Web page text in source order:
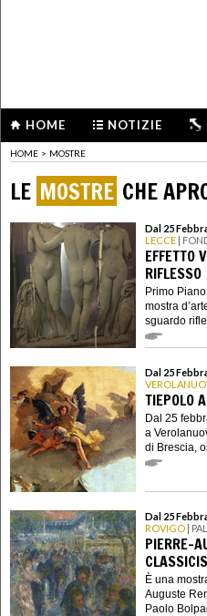
HOME NOTIZIE
HOME > MOSTRE
LE MOSTRE CHE
Dal 25
LECCE |
EFFETTO
RIFLESSO
Primo
mostra
sguardo
Dal 25
TIEPOLO
Dal 25
a
di Brescia,
Dal 25
ROVIGO |
PIERRE-
È una
Auguste
Paolo